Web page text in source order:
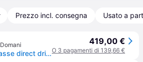
Prezzo incl. consegna Usato a
Domani
Moza r12 v2 interasse direct drive movimenti realistici grazie al motore da 12 nm
419,00 €
O 3 pagamenti di 139,66 €